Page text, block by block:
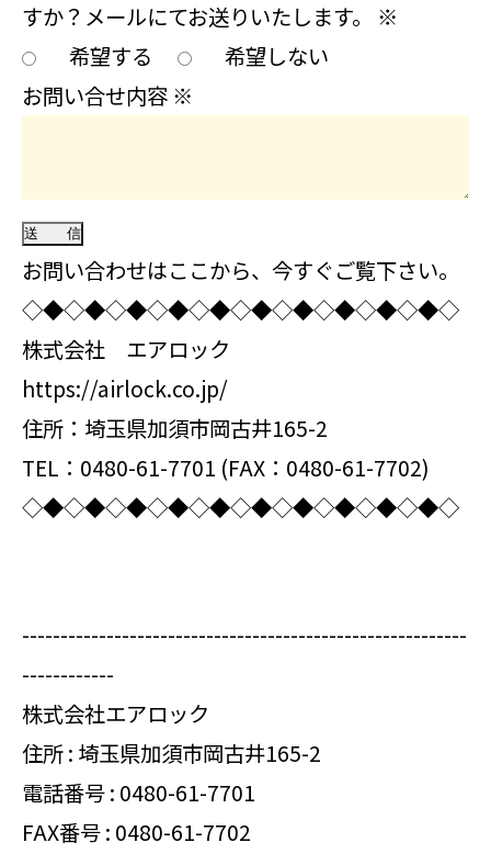
すか？メールにてお送りいたします。 ※
希望する
希望しない
お問い合せ内容 ※
お問い合わせはここから、今すぐご覧下さい。
◇◆◇◆◇◆◇◆◇◆◇◆◇◆◇◆◇◆◇◆◇
株式会社 エアロック
https://airlock.co.jp/
住所：埼玉県加須市岡古井165-2
TEL：0480-61-7701 (FAX：0480-61-7702)
◇◆◇◆◇◆◇◆◇◆◇◆◇◆◇◆◇◆◇◆◇
----------------------------------------------------------
------------
株式会社エアロック
住所 : 埼玉県加須市岡古井165-2
電話番号 : 0480-61-7701
FAX番号 : 0480-61-7702